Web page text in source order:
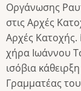
Οργάνωσης
στις Αρχές
Αρχές
χήρα Ιωάννου
ισόβια
Γραμματέας